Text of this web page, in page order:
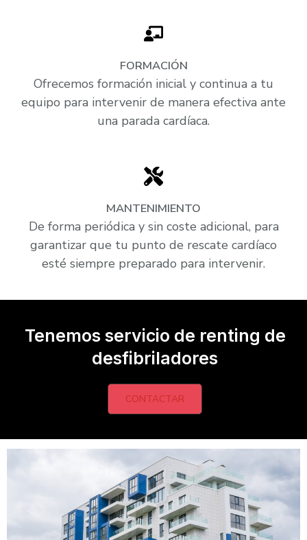
FORMACIÓN
Ofrecemos formación inicial y continua a tu
equipo para intervenir de manera efectiva ante
una parada cardíaca.
MANTENIMIENTO
De forma periódica y sin coste adicional, para
garantizar que tu punto de rescate cardíaco
esté siempre preparado para intervenir.
Tenemos servicio de renting de
desfibriladores
CONTACTAR